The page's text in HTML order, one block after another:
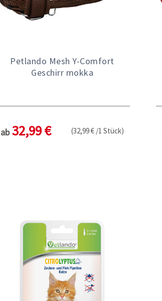
Petlando Mesh Y-Comfort
Geschirr mokka
ab 32,99 € (32,99 € /1 Stück)